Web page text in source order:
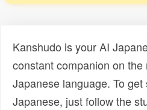
Kanshudo is your AI
constant companion on
Japanese language. To
Japanese, just follow the